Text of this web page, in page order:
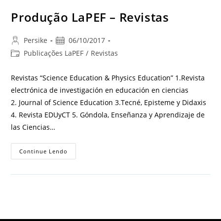
Produção LaPEF – Revistas
Persike
06/10/2017
Publicações LaPEF / Revistas
Revistas “Science Education & Physics Education” 1.Revista
electrónica de investigación en educación en ciencias
2. Journal of Science Education 3.Tecné, Episteme y Didaxis
4. Revista EDUyCT 5. Góndola, Enseñanza y Aprendizaje de
las Ciencias…
Continue Lendo